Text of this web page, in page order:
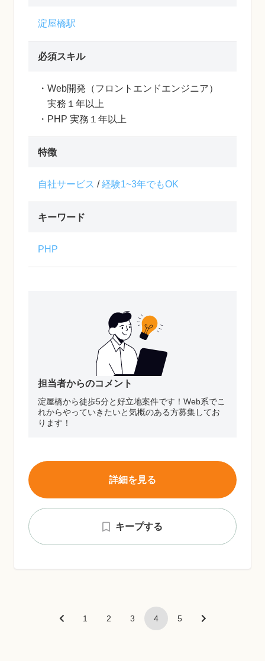
淀屋橋駅
必須スキル
・Web開発（フロントエンドエンジニア）
実務１年以上
・PHP 実務１年以上
特徴
自社サービス /経験1~3年でもOK
キーワード
PHP
担当者からのコメント
淀屋橋から徒歩5分と好立地案件です！Web系でこ
れからやっていきたいと気概のある方募集してお
ります！
キープする
詳細を見る
1 2 3 4 5